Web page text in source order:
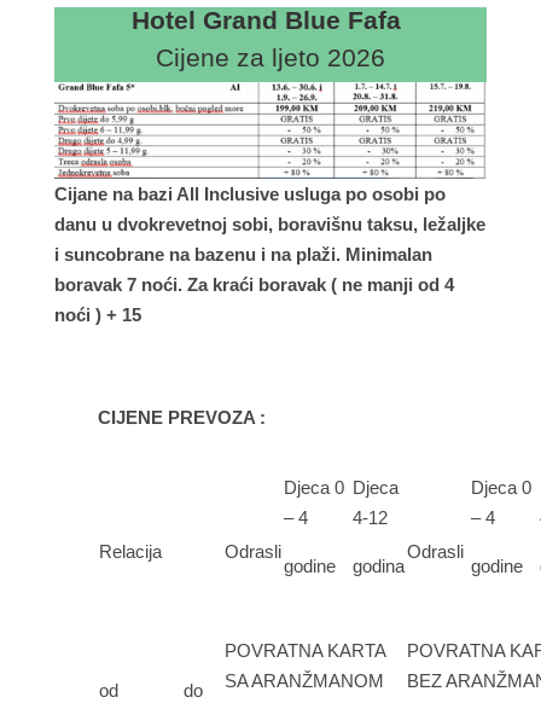
Hotel Grand Blue Fafa
Cijene za ljeto 2026
Cijane na bazi All Inclusive usluga po osobi po
danu u dvokrevetnoj sobi, boravišnu taksu, ležaljke
i suncobrane na bazenu i na plaži. Minimalan
boravak 7 noći. Za kraći boravak ( ne manji od 4
noći ) + 15
CIJENE PREVOZA :
Relacija Odrasli
Djeca 0
– 4
godine
Djeca
4-12
godina
Odrasli
Djeca 0
– 4
godine
od do
POVRATNA KARTA
SA ARANŽMANOM
POVRATNA
BEZ